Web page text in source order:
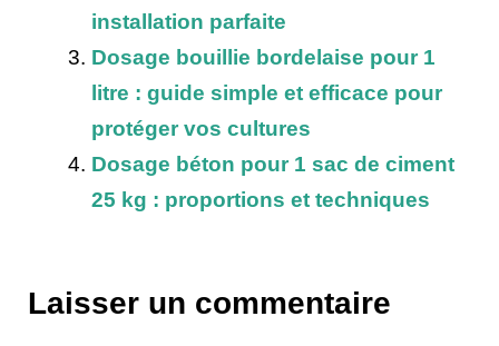
installation parfaite
Dosage bouillie bordelaise pour 1
litre : guide simple et efficace pour
protéger vos cultures
Dosage béton pour 1 sac de ciment
25 kg : proportions et techniques
Laisser un commentaire